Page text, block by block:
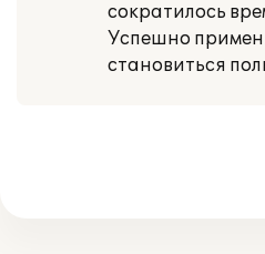
сократилось
Успешно
становиться